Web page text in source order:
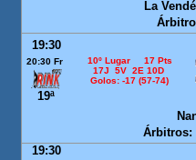
La
19:30
20:30 Fr
19ª
10º Lugar 17 Pts
17J 5V 2E 10D
Golos: -17 (57-74)
Árbitros:
19:30